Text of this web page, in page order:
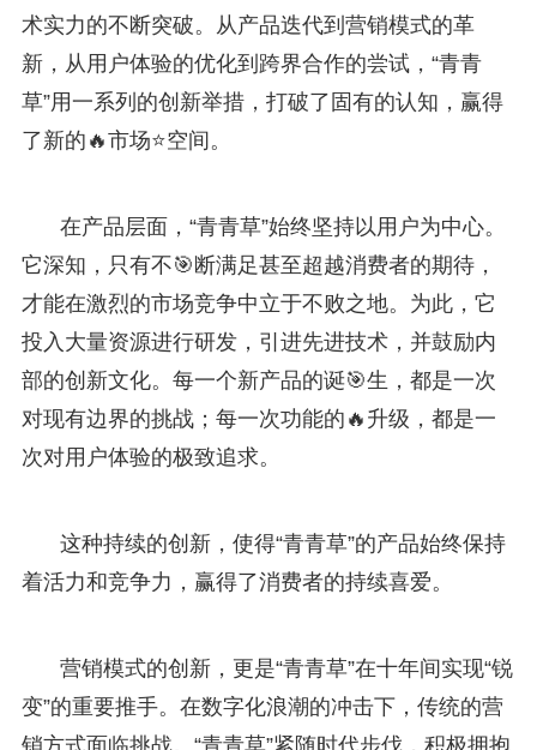
术实力的不断突破。从产品迭代到营销模式的革
新，从用户体验的优化到跨界合作的尝试，“青青
草”用一系列的创新举措，打破了固有的认知，赢得
了新的🔥市场⭐空间。
在产品层面，“青青草”始终坚持以用户为中心。
它深知，只有不🎯断满足甚至超越消费者的期待，
才能在激烈的市场竞争中立于不败之地。为此，它
投入大量资源进行研发，引进先进技术，并鼓励内
部的创新文化。每一个新产品的诞🎯生，都是一次
对现有边界的挑战；每一次功能的🔥升级，都是一
次对用户体验的极致追求。
这种持续的创新，使得“青青草”的产品始终保持
着活力和竞争力，赢得了消费者的持续喜爱。
营销模式的创新，更是“青青草”在十年间实现“锐
变”的重要推手。在数字化浪潮的冲击下，传统的营
销方式面临挑战。“青青草”紧随时代步伐，积极拥抱